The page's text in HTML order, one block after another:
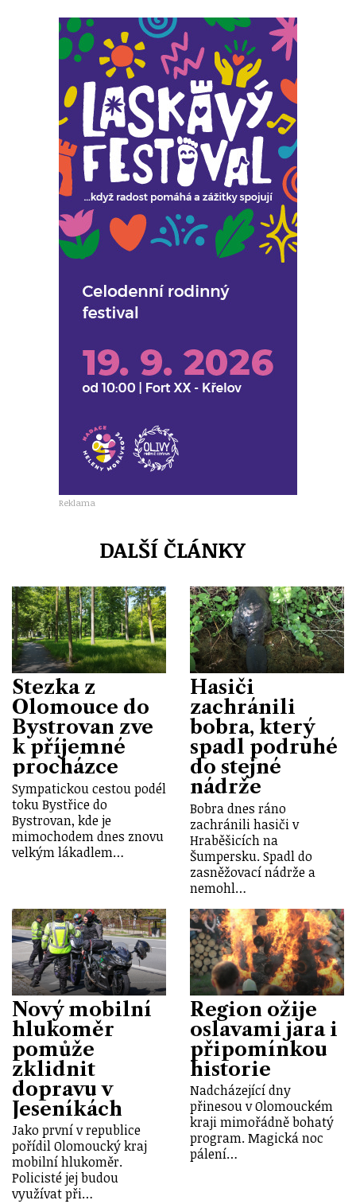
Reklama
DALŠÍ ČLÁNKY
Stezka z
Olomouce do
Bystrovan zve
k příjemné
procházce
Sympatickou cestou podél
toku Bystřice do
Bystrovan, kde je
mimochodem dnes znovu
velkým lákadlem…
Hasiči
zachránili
bobra, který
spadl podruhé
do stejné
nádrže
Bobra dnes ráno
zachránili hasiči v
Hraběšicích na
Šumpersku. Spadl do
zasněžovací nádrže a
nemohl…
Nový mobilní
hlukoměr
pomůže
zklidnit
dopravu v
Jeseníkách
Jako první v republice
pořídil Olomoucký kraj
mobilní hlukoměr.
Policisté jej budou
využívat při…
Region ožije
oslavami jara i
připomínkou
historie
Nadcházející dny
přinesou v Olomouckém
kraji mimořádně bohatý
program. Magická noc
pálení…